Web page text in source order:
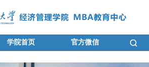
学院首页 官方微信